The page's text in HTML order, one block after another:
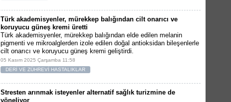
Türk akademisyenler, mürekkep balığından cilt onarıcı ve
koruyucu güneş kremi üretti
Türk akademisyenler, mürekkep balığından elde edilen melanin
pigmenti ve mikroalglerden izole edilen doğal antioksidan bileşenlerle
cilt onarıcı ve koruyucu güneş kremi geliştirdi.
05 Kasım 2025 Çarşamba 11:58
DERİ VE ZÜHREVİ HASTALIKLAR
Stresten arınmak isteyenler alternatif sağlık turizmine de
yöneliyor